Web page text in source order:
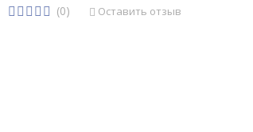
(0) Оставить отзыв